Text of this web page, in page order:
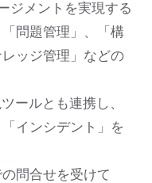
ジメントを実現する
問題管理」、「構
ッジ管理」などの
ールとも連携し、
インシデント」を
問合せを受けて